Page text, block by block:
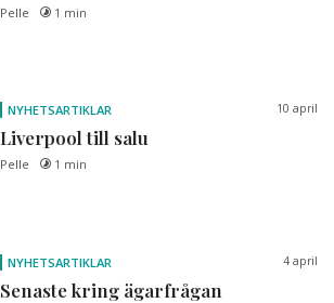
Pelle 1 min
NYHETSARTIKLAR 10 april
Liverpool till salu
Pelle 1 min
NYHETSARTIKLAR 4 april
Senaste kring ägarfrågan